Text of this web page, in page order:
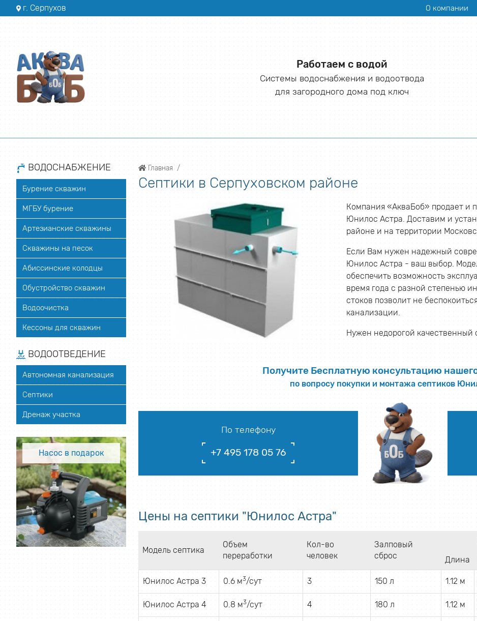
г. Серпухов О компании
Работаем с водой
Системы водоснабжения и водоотвода
для загородного дома под ключ
ВОДОСНАБЖЕНИЕ
Бурение скважин
МГБУ бурение
Артезианские скважины
Скважины на песок
Абиссинские колодцы
Обустройство скважин
Водоочистка
Кессоны для скважин
ВОДООТВЕДЕНИЕ
Автономная канализация
Септики
Дренаж участка
Насос в подарок
Главная
Септики в Серпуховском районе
Компания «АкваБоб» продает и
Юнилос Астра. Доставим и
районе и на территории
Если Вам нужен надежный
Юнилос Астра - ваш выбор.
обеспечить возможность
время года с разной степенью
стоков позволит не
канализации.
Нужен недорогой
Получите Бесплатную консультацию
по вопросу покупки и монтажа септиков
По телефону
+7 495 178 05 76
Цены на септики "Юнилос Астра"
Модель септика
Объем
переработки
Кол-во
человек
Залповый
сброс
Длина
Юнилос Астра 3 0.6 м3/сут 3 150 л 1.12 м
Юнилос Астра 4 0.8 м3/сут 4 180 л 1.12 м